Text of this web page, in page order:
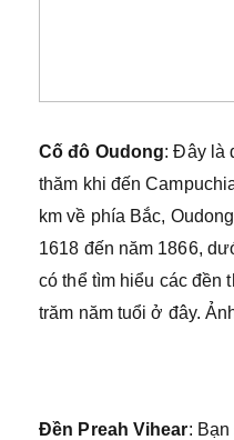
Cố đô Oudong: Đây là
thăm khi đến
km về phía Bắc,
1618 đến năm 1866,
có thể tìm hiểu các đền
trăm năm tuổi ở đây.
Đền Preah Vihear: